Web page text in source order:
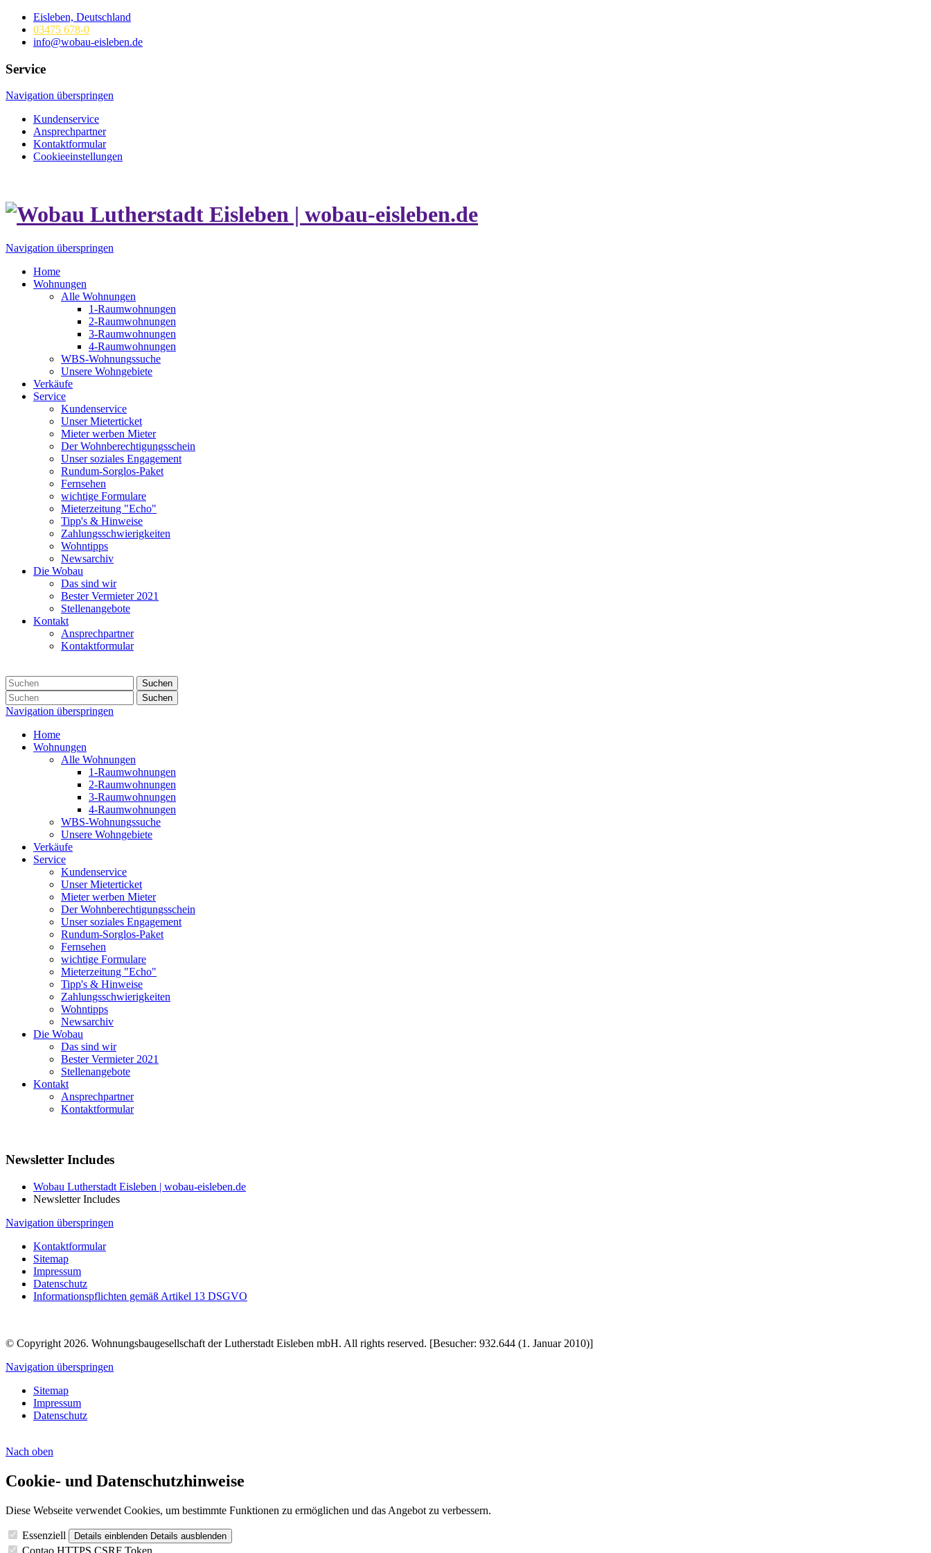
Eisleben, Deutschland
03475 678-0
info@wobau-eisleben.de
Service
Navigation überspringen
Kundenservice
Ansprechpartner
Kontaktformular
Cookieeinstellungen
Navigation überspringen
Home
Wohnungen
Alle Wohnungen
1-Raumwohnungen
2-Raumwohnungen
3-Raumwohnungen
4-Raumwohnungen
WBS-Wohnungssuche
Unsere Wohngebiete
Verkäufe
Service
Kundenservice
Unser Mieterticket
Mieter werben Mieter
Der Wohnberechtigungsschein
Unser soziales Engagement
Rundum-Sorglos-Paket
Fernsehen
wichtige Formulare
Mieterzeitung "Echo"
Tipp's & Hinweise
Zahlungsschwierigkeiten
Wohntipps
Newsarchiv
Die Wobau
Das sind wir
Bester Vermieter 2021
Stellenangebote
Kontakt
Ansprechpartner
Kontaktformular
Suchen
Suchen
Navigation überspringen
Home
Wohnungen
Alle Wohnungen
1-Raumwohnungen
2-Raumwohnungen
3-Raumwohnungen
4-Raumwohnungen
WBS-Wohnungssuche
Unsere Wohngebiete
Verkäufe
Service
Kundenservice
Unser Mieterticket
Mieter werben Mieter
Der Wohnberechtigungsschein
Unser soziales Engagement
Rundum-Sorglos-Paket
Fernsehen
wichtige Formulare
Mieterzeitung "Echo"
Tipp's & Hinweise
Zahlungsschwierigkeiten
Wohntipps
Newsarchiv
Die Wobau
Das sind wir
Bester Vermieter 2021
Stellenangebote
Kontakt
Ansprechpartner
Kontaktformular
Newsletter Includes
Wobau Lutherstadt Eisleben | wobau-eisleben.de
Newsletter Includes
Navigation überspringen
Kontaktformular
Sitemap
Impressum
Datenschutz
Informationspflichten gemäß Artikel 13 DSGVO
© Copyright 2026. Wohnungsbaugesellschaft der Lutherstadt Eisleben mbH. All rights reserved. [Besucher: 932.644 (1. Januar 2010)]
Navigation überspringen
Sitemap
Impressum
Datenschutz
Nach oben
Cookie- und Datenschutzhinweise
Diese Webseite verwendet Cookies, um bestimmte Funktionen zu ermöglichen und das Angebot zu verbessern.
Essenziell Details einblenden Details ausblenden
Contao HTTPS CSRF Token